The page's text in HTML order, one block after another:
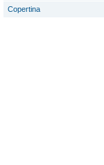
Copertina